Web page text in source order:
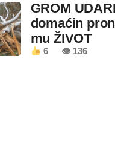
GROM
domaćin
mu ŽIVOT
6 👁 136